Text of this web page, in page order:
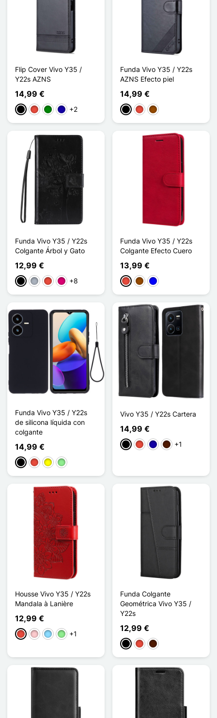
Flip Cover Vivo Y35 /
Y22s AZNS
14,99 €
NegroRojoVerdeAzul oscuro
+2
Funda Vivo Y35 / Y22s
AZNS Efecto piel
14,99 €
NegroRojoMarrón
Funda Vivo Y35 / Y22s
Colgante Árbol y Gato
12,99 €
NegroGris RojoMagenta
+8
Funda Vivo Y35 / Y22s
Colgante Efecto Cuero
13,99 €
RojoMarrón
Azul
Funda Vivo Y35 / Y22s
de silicona líquida con
colgante
14,99 €
NegroRojoAmarilloVerde claro
Vivo Y35 / Y22s Cartera
14,99 €
NegroRojoAzul oscuro
Marrón oscuro
+1
Housse Vivo Y35 / Y22s
Mandala à Lanière
12,99 €
RojoRosaAzul claro
Verde claro
+1
Funda Colgante
Geométrica Vivo Y35 /
Y22s
12,99 €
NegroRojoMarrón oscuro